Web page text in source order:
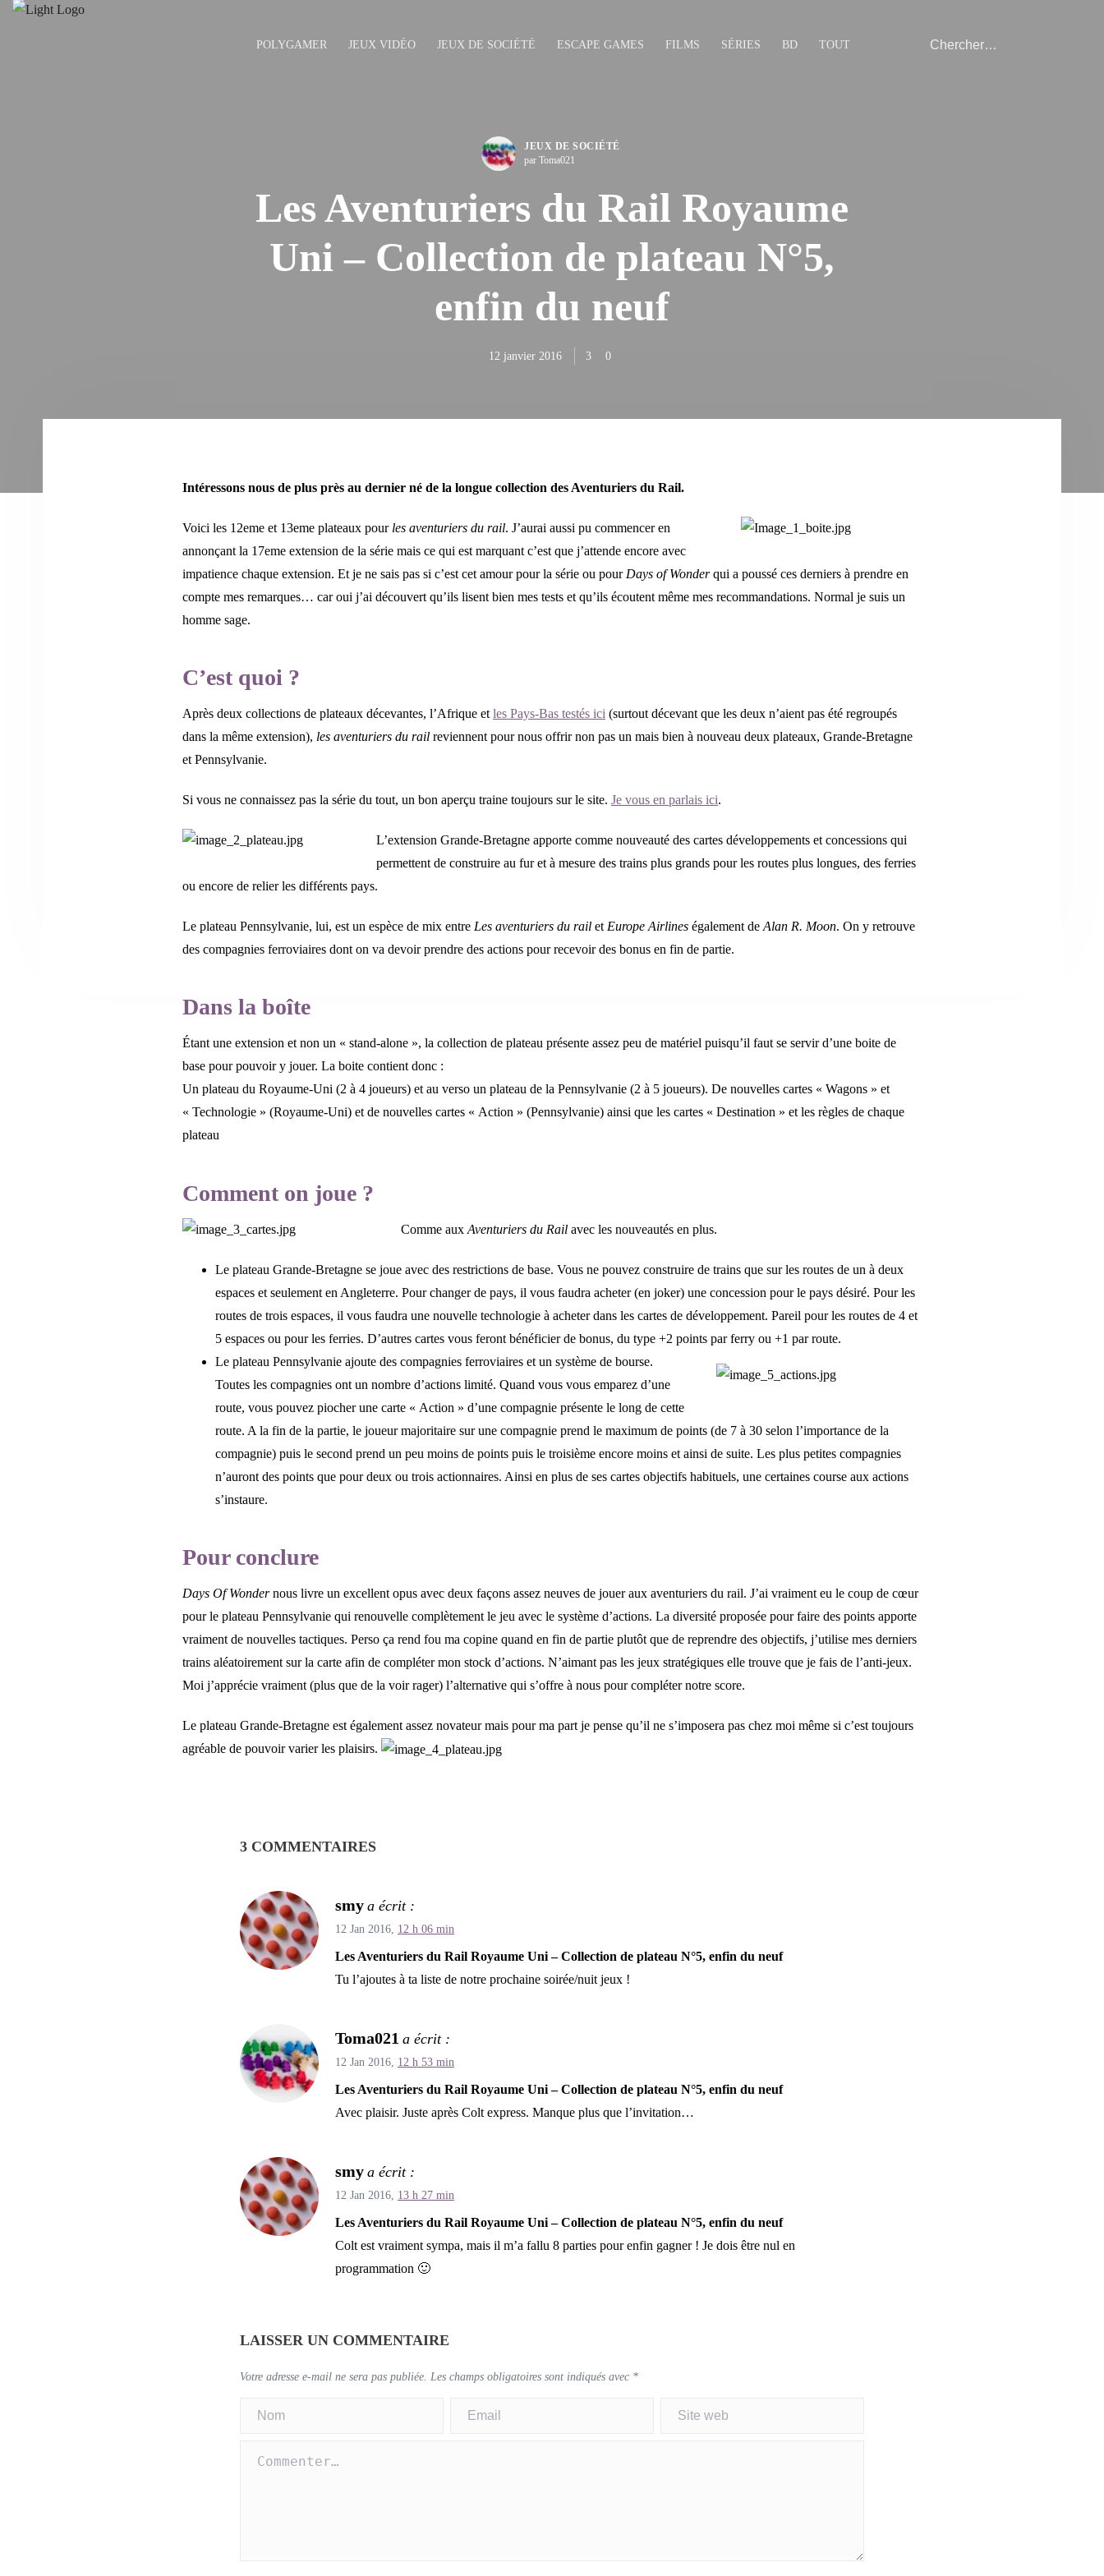
POLYGAMER JEUX VIDÉO JEUX DE SOCIÉTÉ ESCAPE GAMES FILMS SÉRIES BD TOUT
JEUX DE SOCIÉTÉ
par Toma021
Les Aventuriers du Rail Royaume
Uni – Collection de plateau N°5,
enfin du neuf
12 janvier 2016 3 0
Intéressons nous de plus près au dernier né de la longue collection des Aventuriers du Rail.
Voici les 12eme et 13eme plateaux pour les aventuriers du rail. J’aurai aussi pu commencer en
annonçant la 17eme extension de la série mais ce qui est marquant c’est que j’attende encore avec
impatience chaque extension. Et je ne sais pas si c’est cet amour pour la série ou pour Days of Wonderqui a poussé ces derniers à prendre en
compte mes remarques… car oui j’ai découvert qu’ils lisent bien mes tests et qu’ils écoutent même mes recommandations. Normal je suis un
homme sage.
C’est quoi ?
Après deux collections de plateaux décevantes, l’Afrique et les Pays-Bas testés ici (surtout décevant que les deux n’aient pas été regroupés
dans la même extension), les aventuriers du rail reviennent pour nous offrir non pas un mais bien à nouveau deux plateaux, Grande-Bretagne
et Pennsylvanie.
Si vous ne connaissez pas la série du tout, un bon aperçu traine toujours sur le site. Je vous en parlais ici.
L’extension Grande-Bretagne apporte comme nouveauté des cartes développements et concessions qui
permettent de construire au fur et à mesure des trains plus grands pour les routes plus longues, des ferries
ou encore de relier les différents pays.
Le plateau Pennsylvanie, lui, est un espèce de mix entre Les aventuriers du rail et Europe Airlines également de Alan R. Moon. On y retrouve
des compagnies ferroviaires dont on va devoir prendre des actions pour recevoir des bonus en fin de partie.
Dans la boîte
Étant une extension et non un « stand-alone », la collection de plateau présente assez peu de matériel puisqu’il faut se servir d’une boite de
base pour pouvoir y jouer. La boite contient donc :
Un plateau du Royaume-Uni (2 à 4 joueurs) et au verso un plateau de la Pennsylvanie (2 à 5 joueurs). De nouvelles cartes « Wagons » et
« Technologie » (Royaume-Uni) et de nouvelles cartes « Action » (Pennsylvanie) ainsi que les cartes « Destination » et les règles de chaque
plateau
Comment on joue ?
Comme aux Aventuriers du Rail avec les nouveautés en plus.
Le plateau Grande-Bretagne se joue avec des restrictions de base. Vous ne pouvez construire de trains que sur les routes de un à deux
espaces et seulement en Angleterre. Pour changer de pays, il vous faudra acheter (en joker) une concession pour le pays désiré. Pour les
routes de trois espaces, il vous faudra une nouvelle technologie à acheter dans les cartes de développement. Pareil pour les routes de 4 et
5 espaces ou pour les ferries. D’autres cartes vous feront bénéficier de bonus, du type +2 points par ferry ou +1 par route.
Le plateau Pennsylvanie ajoute des compagnies ferroviaires et un système de bourse.
Toutes les compagnies ont un nombre d’actions limité. Quand vous vous emparez d’une
route, vous pouvez piocher une carte « Action » d’une compagnie présente le long de cette
route. A la fin de la partie, le joueur majoritaire sur une compagnie prend le maximum de points (de 7 à 30 selon l’importance de la
compagnie) puis le second prend un peu moins de points puis le troisième encore moins et ainsi de suite. Les plus petites compagnies
n’auront des points que pour deux ou trois actionnaires. Ainsi en plus de ses cartes objectifs habituels, une certaines course aux actions
s’instaure.
Pour conclure
Days Of Wondernous livre un excellent opus avec deux façons assez neuves de jouer aux aventuriers du rail. J’ai vraiment eu le coup de cœur
pour le plateau Pennsylvanie qui renouvelle complètement le jeu avec le système d’actions. La diversité proposée pour faire des points apporte
vraiment de nouvelles tactiques. Perso ça rend fou ma copine quand en fin de partie plutôt que de reprendre des objectifs, j’utilise mes derniers
trains aléatoirement sur la carte afin de compléter mon stock d’actions. N’aimant pas les jeux stratégiques elle trouve que je fais de l’anti-jeux.
Moi j’apprécie vraiment (plus que de la voir rager) l’alternative qui s’offre à nous pour compléter notre score.
Le plateau Grande-Bretagne est également assez novateur mais pour ma part je pense qu’il ne s’imposera pas chez moi même si c’est toujours
agréable de pouvoir varier les plaisirs.
3 COMMENTAIRES
smy a écrit :
12 Jan 2016, 12 h 06 min
Les Aventuriers du Rail Royaume Uni – Collection de plateau N°5, enfin du neuf
Tu l’ajoutes à ta liste de notre prochaine soirée/nuit jeux !
Toma021 a écrit :
12 Jan 2016, 12 h 53 min
Les Aventuriers du Rail Royaume Uni – Collection de plateau N°5, enfin du neuf
Avec plaisir. Juste après Colt express. Manque plus que l’invitation…
smy a écrit :
12 Jan 2016, 13 h 27 min
Les Aventuriers du Rail Royaume Uni – Collection de plateau N°5, enfin du neuf
Colt est vraiment sympa, mais il m’a fallu 8 parties pour enfin gagner ! Je dois être nul en
programmation 🙂
LAISSER UN COMMENTAIRE
Votre adresse e-mail ne sera pas publiée. Les champs obligatoires sont indiqués avec *